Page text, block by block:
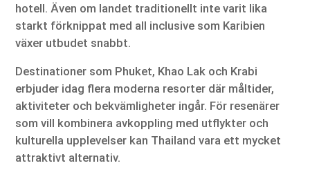
hotell. Även om landet traditionellt inte varit lika
starkt förknippat med all inclusive som Karibien
växer utbudet snabbt.
Destinationer som Phuket, Khao Lak och Krabi
erbjuder idag flera moderna resorter där måltider,
aktiviteter och bekvämligheter ingår. För resenärer
som vill kombinera avkoppling med utflykter och
kulturella upplevelser kan Thailand vara ett mycket
attraktivt alternativ.